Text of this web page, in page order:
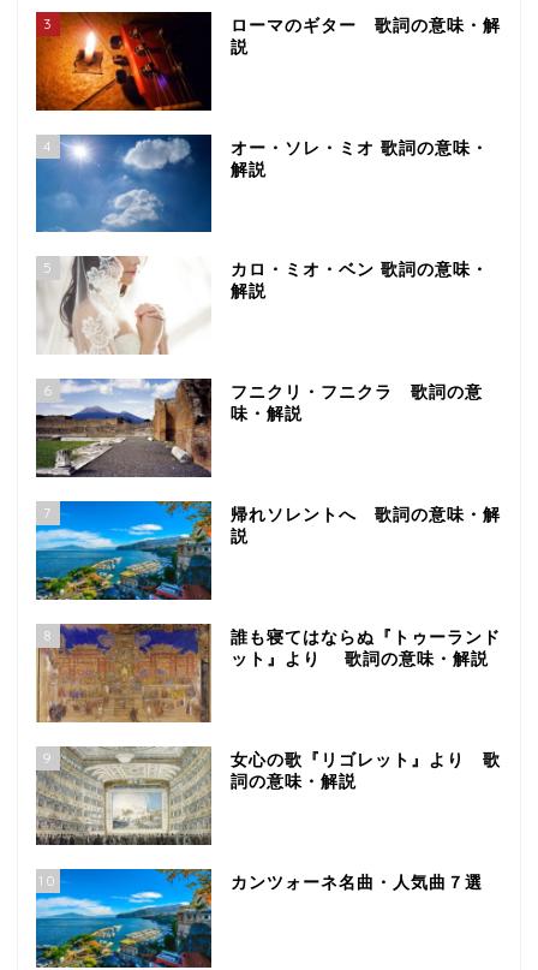
3
ローマのギター 歌詞の意味・解
説
4
オー・ソレ・ミオ 歌詞の意味・
解説
5
カロ・ミオ・ベン 歌詞の意味・
解説
6
フニクリ・フニクラ 歌詞の意
味・解説
7
帰れソレントへ 歌詞の意味・解
説
8
誰も寝てはならぬ『トゥーランド
ット』より 歌詞の意味・解説
9
女心の歌『リゴレット』より 歌
詞の意味・解説
10 カンツォーネ名曲・人気曲７選